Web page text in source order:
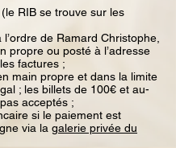
RIB se trouve sur les
de Ramard Christophe,
propre ou posté à l’adresse
factures ;
main propre et dans la limite
; les billets de 100€ et au-
acceptés ;
si le paiement est
via la galerie privée du